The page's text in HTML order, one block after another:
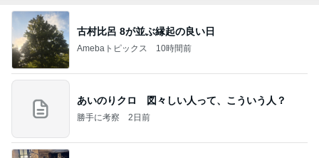
古村比呂 8が並ぶ縁起の良い日
Amebaトピックス 10時間前
あいのりクロ 図々しい人って、こういう人？
勝手に考察 2日前